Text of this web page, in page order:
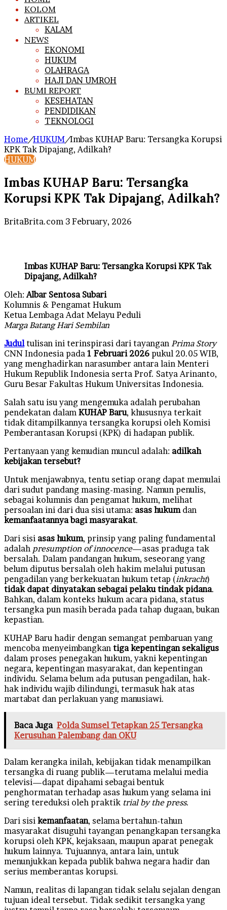
KOLOM
ARTIKEL
KALAM
NEWS
EKONOMI
HUKUM
OLAHRAGA
HAJI DAN UMROH
BUMI REPORT
KESEHATAN
PENDIDIKAN
TEKNOLOGI
Home/HUKUM/Imbas KUHAP Baru: Tersangka Korupsi
KPK Tak Dipajang, Adilkah?
HUKUM
Imbas KUHAP Baru: Tersangka
Korupsi KPK Tak Dipajang, Adilkah?
BritaBrita.com Send
3 February, 2026
Imbas KUHAP Baru: Tersangka Korupsi KPK Tak
Dipajang, Adilkah?
Oleh: Albar Sentosa Subari
Kolumnis & Pengamat Hukum
Ketua Lembaga Adat Melayu Peduli
Marga Batang Hari Sembilan
Judultulisan ini terinspirasi dari tayangan Prima Story
CNN Indonesia pada 1 Februari 2026 pukul 20.05 WIB,
yang menghadirkan narasumber antara lain Menteri
Hukum Republik Indonesia serta Prof. Satya Arinanto,
Guru Besar Fakultas Hukum Universitas Indonesia.
Salah satu isu yang mengemuka adalah perubahan
pendekatan dalam KUHAP Baru, khususnya terkait
tidak ditampilkannya tersangka korupsi oleh Komisi
Pemberantasan Korupsi (KPK) di hadapan publik.
Pertanyaan yang kemudian muncul adalah: adilkah
kebijakan tersebut?
Untuk menjawabnya, tentu setiap orang dapat memulai
dari sudut pandang masing-masing. Namun penulis,
sebagai kolumnis dan pengamat hukum, melihat
persoalan ini dari dua sisi utama: asas hukumdan
kemanfaatannya bagi masyarakat.
Dari sisi asas hukum, prinsip yang paling fundamental
adalah presumption of innocence—asas praduga tak
bersalah. Dalam pandangan hukum, seseorang yang
belum diputus bersalah oleh hakim melalui putusan
pengadilan yang berkekuatan hukum tetap (inkracht)
tidak dapat dinyatakan sebagai pelaku tindak pidana.
Bahkan, dalam konteks hukum acara pidana, status
tersangka pun masih berada pada tahap dugaan, bukan
kepastian.
KUHAP Baru hadir dengan semangat pembaruan yang
mencoba menyeimbangkan tiga kepentingan sekaligus
dalam proses penegakan hukum, yakni kepentingan
negara, kepentingan masyarakat, dan kepentingan
individu. Selama belum ada putusan pengadilan, hak-
hak individu wajib dilindungi, termasuk hak atas
martabat dan perlakuan yang manusiawi.
Baca Juga Polda Sumsel Tetapkan 25 Tersangka
Kerusuhan Palembang dan OKU
Dalam kerangka inilah, kebijakan tidak menampilkan
tersangka di ruang publik—terutama melalui media
televisi—dapat dipahami sebagai bentuk
penghormatan terhadap asas hukum yang selama ini
sering tereduksi oleh praktik trial by the press.
Dari sisi kemanfaatan, selama bertahun-tahun
masyarakat disuguhi tayangan penangkapan tersangka
korupsi oleh KPK, kejaksaan, maupun aparat penegak
hukum lainnya. Tujuannya, antara lain, untuk
menunjukkan kepada publik bahwa negara hadir dan
serius memberantas korupsi.
Namun, realitas di lapangan tidak selalu sejalan dengan
tujuan ideal tersebut. Tidak sedikit tersangka yang